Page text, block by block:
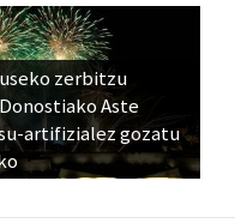
zerbitzu
Aste
artifizialez gozatu